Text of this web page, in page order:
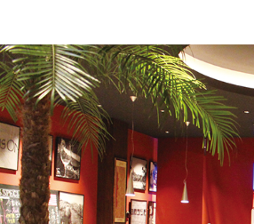
よ
民
DATING
交際応援